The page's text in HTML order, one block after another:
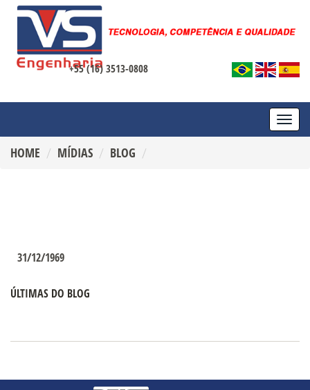
+55 (16) 3513-0808
HOME MÍDIAS BLOG
31/12/1969
ÚLTIMAS DO BLOG